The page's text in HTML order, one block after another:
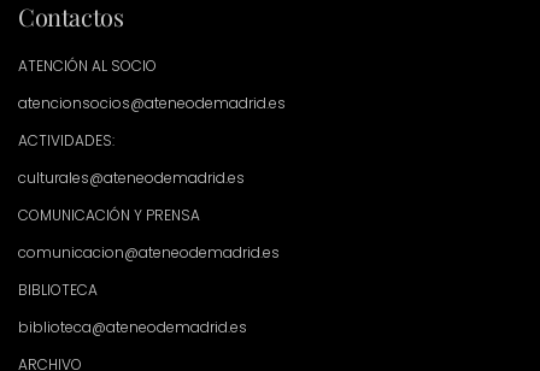
Contactos
ATENCIÓN AL SOCIO
atencionsocios@ateneodemadrid.es
ACTIVIDADES:
culturales@ateneodemadrid.es
COMUNICACIÓN Y PRENSA
comunicacion@ateneodemadrid.es
BIBLIOTECA
biblioteca@ateneodemadrid.es
ARCHIVO